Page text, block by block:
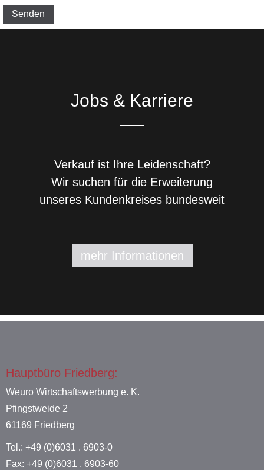
Jobs & Karriere
Verkauf ist Ihre Leidenschaft?
Wir suchen für die Erweiterung
unseres Kundenkreises bundesweit
mehr Informationen
Hauptbüro Friedberg:
Weuro Wirtschaftswerbung e. K.
Pfingstweide 2
61169 Friedberg
Tel.: +49 (0)6031 . 6903-0
Fax: +49 (0)6031 . 6903-60